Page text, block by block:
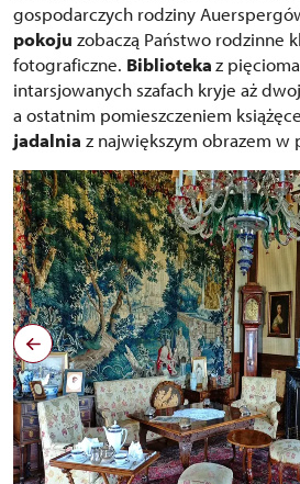
gospodarczych rodziny
pokoju zobaczą Państwo rodzinne
fotograficzne. Bibliotekaz
intarsjowanych szafach kryje aż
a ostatnim pomieszczeniem
jadalnia z największym obrazem w